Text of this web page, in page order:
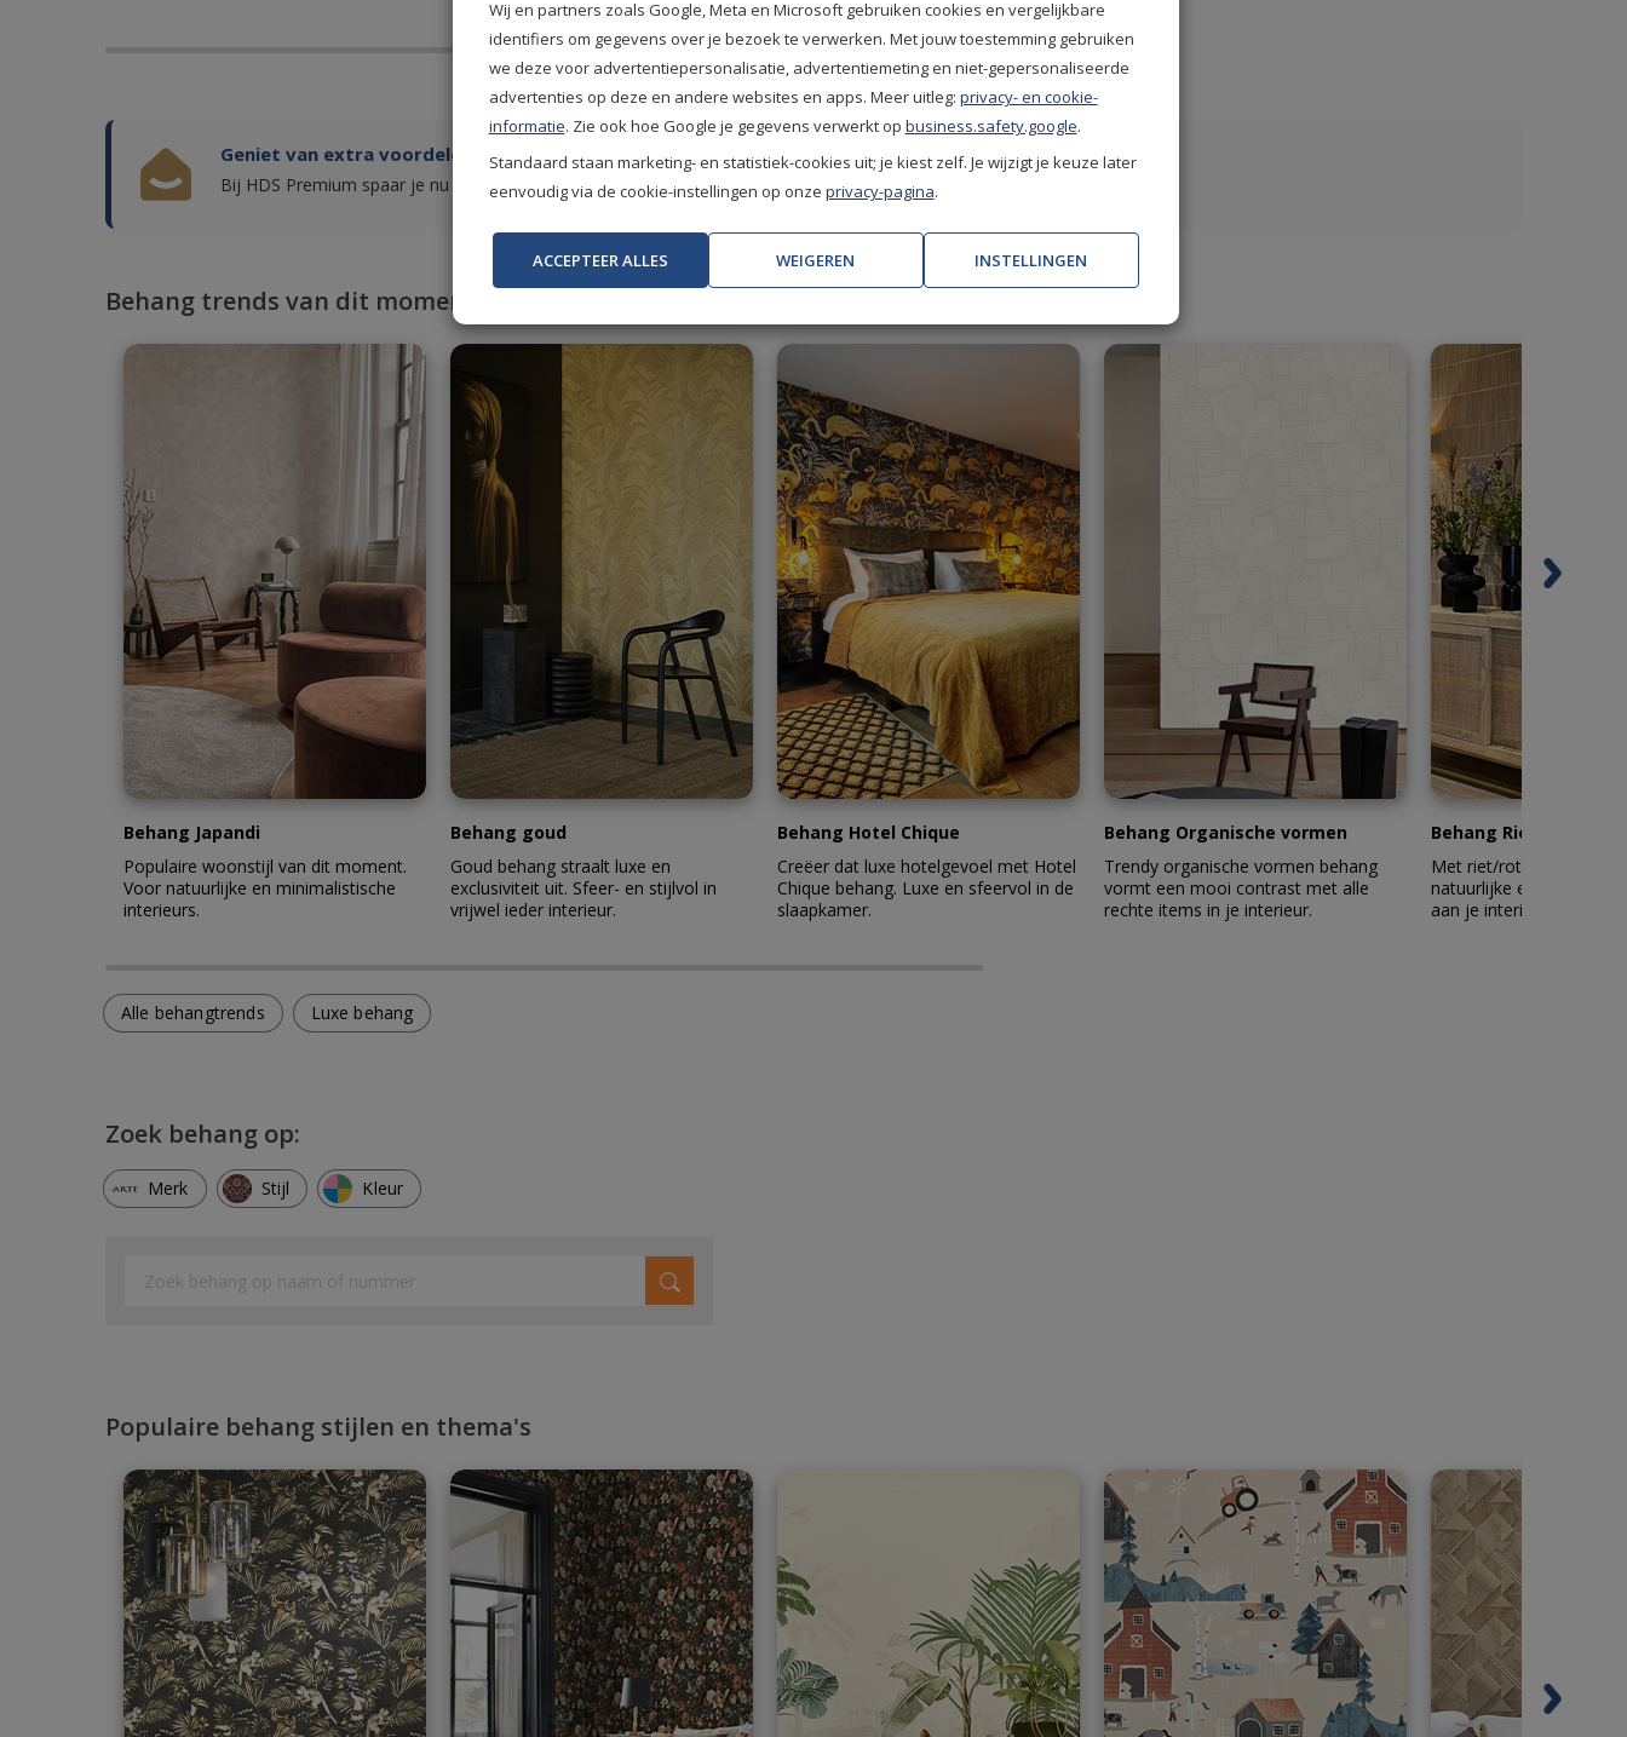
Geniet van extra voordelen!
Bij HDS Premium spaar je nu punten voor exclusieve korting.Bekijk het programma.
Behang trends van dit moment
Behang Japandi
Populaire woonstijl van dit moment.
Voor natuurlijke en minimalistische
interieurs.
Behang goud
Goud behang straalt luxe en
exclusiviteit uit. Sfeer- en stijlvol in
vrijwel ieder interieur.
Behang Hotel Chique
Creëer dat luxe hotelgevoel met Hotel
Chique behang. Luxe en sfeervol in de
slaapkamer.
Behang Organische vormen
Trendy organische vormen behang
vormt een mooi contrast met alle
rechte items in je interieur.
Behang Riet en Rotan
Met riet/rotan behang
natuurlijke en duurzame
aan je interieur.
Alle behangtrends Luxe behang
Zoek behang op:
Merk Stijl Kleur
Populaire behang stijlen en thema's
Wij en partners zoals Google, Meta en Microsoft gebruiken cookies en vergelijkbare
identifiers om gegevens over je bezoek te verwerken. Met jouw toestemming gebruiken
we deze voor advertentiepersonalisatie, advertentiemeting en niet-gepersonaliseerde
advertenties op deze en andere websites en apps. Meer uitleg: privacy- en cookie-
informatie. Zie ook hoe Google je gegevens verwerkt op business.safety.google.
Standaard staan marketing- en statistiek-cookies uit; je kiest zelf. Je wijzigt je keuze later
eenvoudig via de cookie-instellingen op onze privacy-pagina.
ACCEPTEER ALLES WEIGEREN INSTELLINGEN